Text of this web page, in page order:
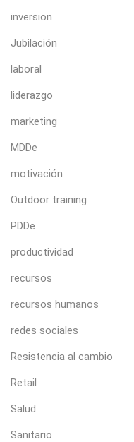
inversion
Jubilación
laboral
liderazgo
marketing
MDDe
motivación
Outdoor training
PDDe
productividad
recursos
recursos humanos
redes sociales
Resistencia al cambio
Retail
Salud
Sanitario